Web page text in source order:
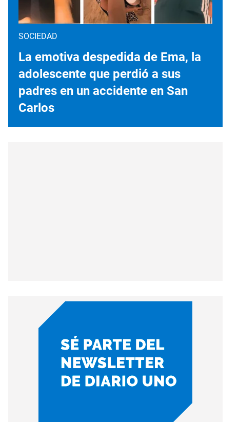
SOCIEDAD
La emotiva despedida de Ema, la
adolescente que perdió a sus
padres en un accidente en San
Carlos